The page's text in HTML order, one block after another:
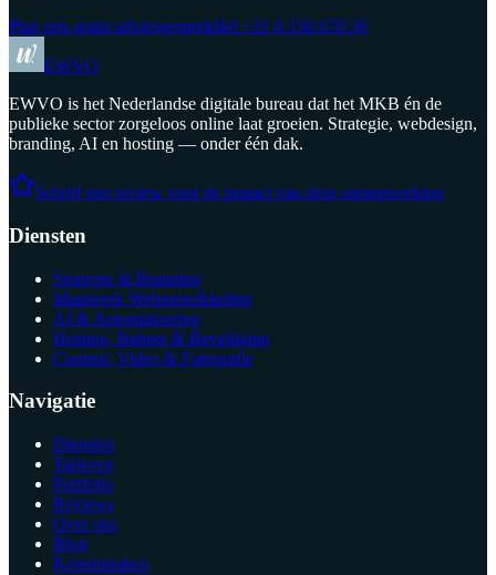
Plan een gratis adviesgesprekBel +31 6 150 670 38
EWVO
EWVO is het Nederlandse digitale bureau dat het MKB én de
publieke sector zorgeloos online laat groeien. Strategie, webdesign,
branding, AI en hosting — onder één dak.
Schrijf een review voor de impact van deze samenwerking
Diensten
Strategie & Branding
Maatwerk Webontwikkeling
AI & Automatisering
Hosting, Beheer & Beveiliging
Content, Video & Fotografie
Navigatie
Diensten
Tarieven
Portfolio
Reviews
Over ons
Blog
Kennismaken